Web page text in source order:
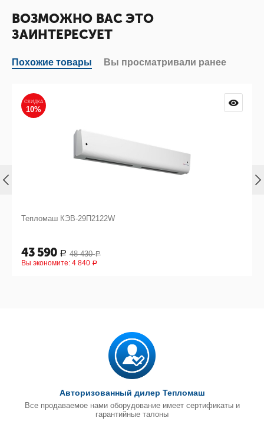
ВОЗМОЖНО ВАС ЭТО
ЗАИНТЕРЕСУЕТ
Похожие товары Вы просматривали ранее
СКИДКА
10%
Тепломаш КЭВ-29П2122W
43 590 Р 48 430 Р
Вы экономите: 4 840 Р
Авторизованный дилер Тепломаш
Все продаваемое нами оборудование имеет сертификаты и
гарантийные талоны